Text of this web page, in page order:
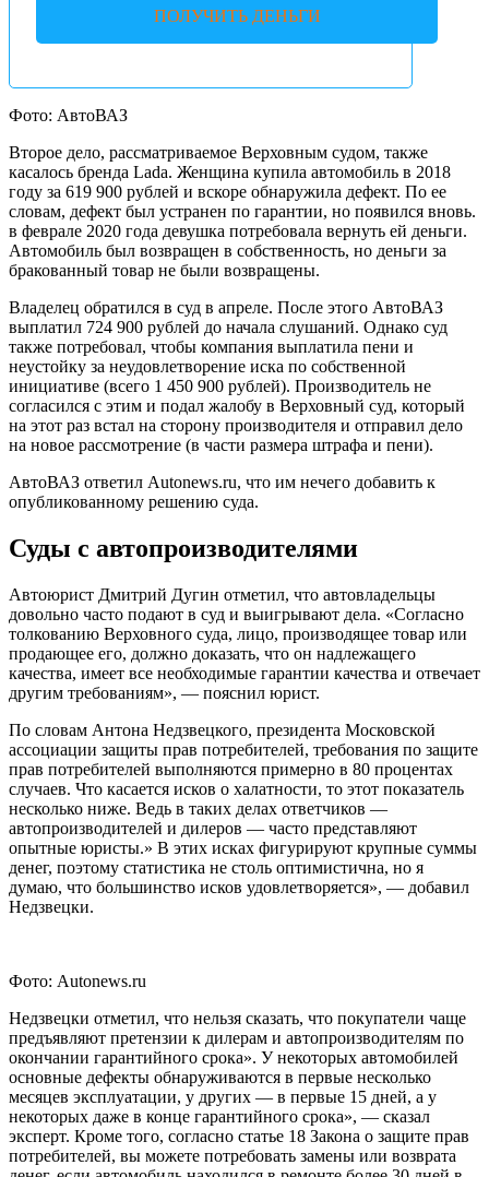
ПОЛУЧИТЬ ДЕНЬГИ
Фото: АвтоВАЗ
Второе дело, рассматриваемое Верховным судом, также
касалось бренда Lada. Женщина купила автомобиль в 2018
году за 619 900 рублей и вскоре обнаружила дефект. По ее
словам, дефект был устранен по гарантии, но появился вновь.
в феврале 2020 года девушка потребовала вернуть ей деньги.
Автомобиль был возвращен в собственность, но деньги за
бракованный товар не были возвращены.
Владелец обратился в суд в апреле. После этого АвтоВАЗ
выплатил 724 900 рублей до начала слушаний. Однако суд
также потребовал, чтобы компания выплатила пени и
неустойку за неудовлетворение иска по собственной
инициативе (всего 1 450 900 рублей). Производитель не
согласился с этим и подал жалобу в Верховный суд, который
на этот раз встал на сторону производителя и отправил дело
на новое рассмотрение (в части размера штрафа и пени).
АвтоВАЗ ответил Autonews.ru, что им нечего добавить к
опубликованному решению суда.
Суды с автопроизводителями
Автоюрист Дмитрий Дугин отметил, что автовладельцы
довольно часто подают в суд и выигрывают дела. «Согласно
толкованию Верховного суда, лицо, производящее товар или
продающее его, должно доказать, что он надлежащего
качества, имеет все необходимые гарантии качества и отвечает
другим требованиям», — пояснил юрист.
По словам Антона Недзвецкого, президента Московской
ассоциации защиты прав потребителей, требования по защите
прав потребителей выполняются примерно в 80 процентах
случаев. Что касается исков о халатности, то этот показатель
несколько ниже. Ведь в таких делах ответчиков —
автопроизводителей и дилеров — часто представляют
опытные юристы.» В этих исках фигурируют крупные суммы
денег, поэтому статистика не столь оптимистична, но я
думаю, что большинство исков удовлетворяется», — добавил
Недзвецки.
Фото: Autonews.ru
Недзвецки отметил, что нельзя сказать, что покупатели чаще
предъявляют претензии к дилерам и автопроизводителям по
окончании гарантийного срока». У некоторых автомобилей
основные дефекты обнаруживаются в первые несколько
месяцев эксплуатации, у других — в первые 15 дней, а у
некоторых даже в конце гарантийного срока», — сказал
эксперт. Кроме того, согласно статье 18 Закона о защите прав
потребителей, вы можете потребовать замены или возврата